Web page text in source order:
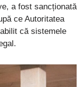
a fost sancționată
ce Autoritatea
că sistemele